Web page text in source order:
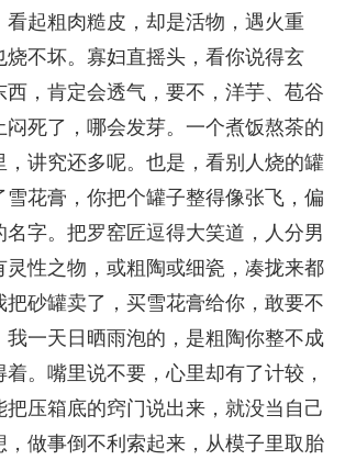
看起粗肉糙皮，却是活物，遇火重
烧不坏。寡妇直摇头，看你说得玄
西，肯定会透气，要不，洋芋、苞谷
闷死了，哪会发芽。一个煮饭熬茶的
，讲究还多呢。也是，看别人烧的罐
雪花膏，你把个罐子整得像张飞，偏
名字。把罗窑匠逗得大笑道，人分男
灵性之物，或粗陶或细瓷，凑拢来都
把砂罐卖了，买雪花膏给你，敢要不
我一天日晒雨泡的，是粗陶你整不成
。嘴里说不要，心里却有了计较，
把压箱底的窍门说出来，就没当自己
，做事倒不利索起来，从模子里取胎